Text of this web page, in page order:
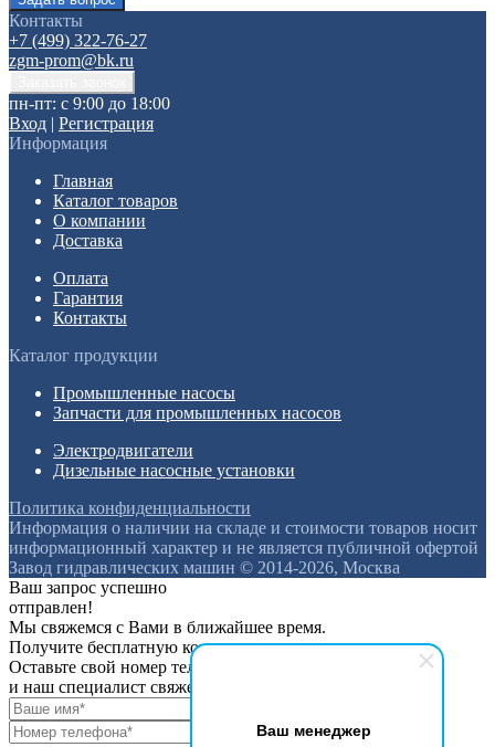
Ваш менеджер
Контакты
+7 (499) 322-76-27
zgm-prom@bk.ru
пн-пт: с 9:00 до 18:00
Вход | Регистрация
Информация
Главная
Каталог товаров
О компании
Доставка
Оплата
Гарантия
Контакты
Каталог продукции
Промышленные насосы
Запчасти для промышленных насосов
Электродвигатели
Дизельные насосные установки
Политика конфиденциальности
Информация о наличии на складе и стоимости товаров носит
информационный характер и не является публичной офертой
Завод гидравлических машин © 2014-2026, Москва
Ваш запрос успешно
отправлен!
Мы свяжемся с Вами в ближайшее время.
Получите бесплатную консультацию
Оставьте свой номер телефона
и наш специалист свяжется с вами